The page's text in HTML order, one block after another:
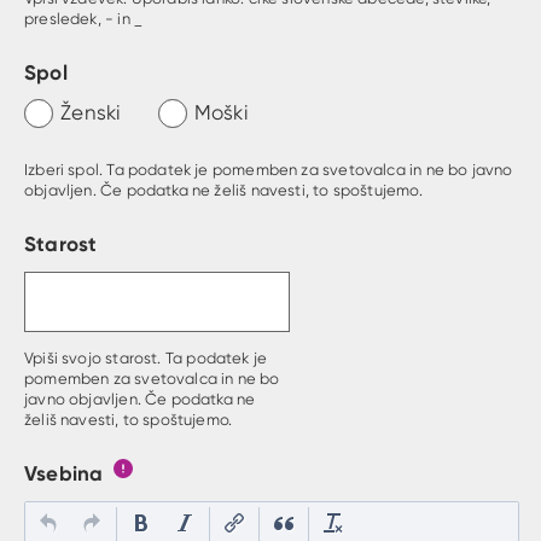
presledek, - in _
Spol
Ženski Moški
Izberi spol. Ta podatek je pomemben za svetovalca in ne bo javno
objavljen. Če podatka ne želiš navesti, to spoštujemo.
Starost
Vpiši svojo starost. Ta podatek je
pomemben za svetovalca in ne bo
javno objavljen. Če podatka ne
želiš navesti, to spoštujemo.
Vsebina